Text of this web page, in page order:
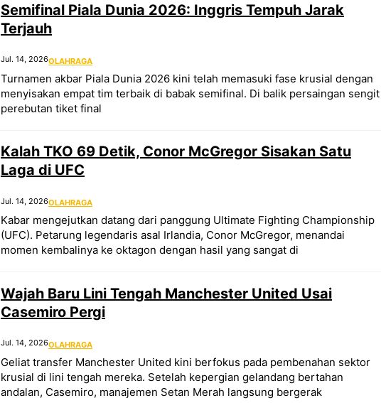
Semifinal Piala Dunia 2026: Inggris Tempuh Jarak
Terjauh
Jul. 14, 2026OLAHRAGA
Turnamen akbar Piala Dunia 2026 kini telah memasuki fase krusial dengan
menyisakan empat tim terbaik di babak semifinal. Di balik persaingan sengit
perebutan tiket final
Kalah TKO 69 Detik, Conor McGregor Sisakan Satu
Laga di UFC
Jul. 14, 2026OLAHRAGA
Kabar mengejutkan datang dari panggung Ultimate Fighting Championship
(UFC). Petarung legendaris asal Irlandia, Conor McGregor, menandai
momen kembalinya ke oktagon dengan hasil yang sangat di
Wajah Baru Lini Tengah Manchester United Usai
Casemiro Pergi
Jul. 14, 2026OLAHRAGA
Geliat transfer Manchester United kini berfokus pada pembenahan sektor
krusial di lini tengah mereka. Setelah kepergian gelandang bertahan
andalan, Casemiro, manajemen Setan Merah langsung bergerak